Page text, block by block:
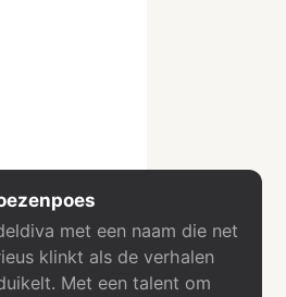
met een naam die net
klinkt als de verhalen
Met een talent om